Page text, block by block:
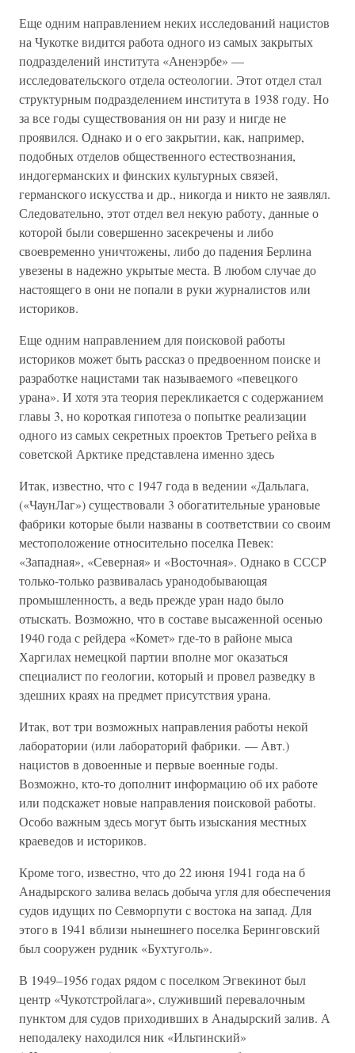
Еще одним направлением неких исследований нацистов
на Чукотке видится работа одного из самых закрытых
подразделений института «Аненэрбе» —
исследовательского отдела остеологии. Этот отдел стал
структурным подразделением института в 1938 году. Но
за все годы существования он ни разу и нигде не
проявился. Однако и о его закрытии, как, например,
подобных отделов общественного естествознания,
индогерманских и финских культурных связей,
германского искусства и др., никогда и никто не заявлял.
Следовательно, этот отдел вел некую работу, данные о
которой были совершенно засекречены и либо
своевременно уничтожены, либо до падения Берлина
увезены в надежно укрытые места. В любом случае до
настоящего в они не попали в руки журналистов или
историков.
Еще одним направлением для поисковой работы
историков может быть рассказ о предвоенном поиске и
разработке нацистами так называемого «певецкого
урана». И хотя эта теория перекликается с содержанием
главы 3, но короткая гипотеза о попытке реализации
одного из самых секретных проектов Третьего рейха в
советской Арктике представлена именно здесь
Итак, известно, что с 1947 года в ведении «Дальлага,
(«ЧаунЛаг») существовали 3 обогатительные урановые
фабрики которые были названы в соответствии со своим
местоположение относительно поселка Певек:
«Западная», «Северная» и «Восточная». Однако в СССР
только-только развивалась уранодобывающая
промышленность, а ведь прежде уран надо было
отыскать. Возможно, что в составе высаженной осенью
1940 года с рейдера «Комет» где-то в районе мыса
Харгилах немецкой партии вполне мог оказаться
специалист по геологии, который и провел разведку в
здешних краях на предмет присутствия урана.
Итак, вот три возможных направления работы некой
лаборатории (или лабораторий фабрики. — Авт.)
нацистов в довоенные и первые военные годы.
Возможно, кто-то дополнит информацию об их работе
или подскажет новые направления поисковой работы.
Особо важным здесь могут быть изыскания местных
краеведов и историков.
Кроме того, известно, что до 22 июня 1941 года на б
Анадырского залива велась добыча угля для обеспечения
судов идущих по Севморпути с востока на запад. Для
этого в 1941 вблизи нынешнего поселка Беринговский
был сооружен рудник «Бухтуголь».
В 1949–1956 годах рядом с поселком Эгвекинот был
центр «Чукотстройлага», служивший перевалочным
пунктом для судов приходивших в Анадырский залив. А
неподалеку находился ник «Ильтинский»